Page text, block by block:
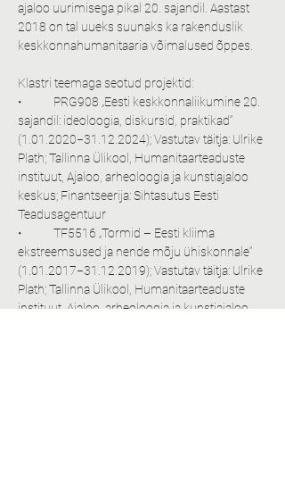
ajaloo uurimisega pikal 20. sajandil. Aastast
2018 on tal uueks suunaks ka rakenduslik
keskkonnahumanitaaria võimalused õppes.
Klastri teemaga seotud projektid:
•	PRG908 „Eesti keskkonnaliikumine 20.
sajandil: ideoloogia, diskursid, praktikad“
(1.01.2020−31.12.2024); Vastutav täitja: Ulrike
Plath; Tallinna Ülikool, Humanitaarteaduste
instituut, Ajaloo, arheoloogia ja kunstiajaloo
keskus; Finantseerija: Sihtasutus Eesti
Teadusagentuur
•	TF5516 „Tormid – Eesti kliima
ekstreemsused ja nende mõju ühiskonnale“
(1.01.2017−31.12.2019); Vastutav täitja: Ulrike
Plath; Tallinna Ülikool, Humanitaarteaduste
instituut, Ajaloo, arheoloogia ja kunstiajaloo